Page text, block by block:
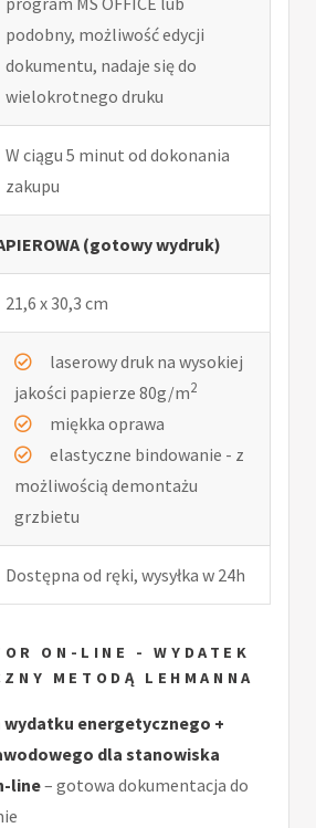
podobny, możliwość edycji
dokumentu, nadaje się do
wielokrotnego druku
W ciągu 5 minut od dokonania
zakupu
(gotowy wydruk)
21,6 x 30,3 cm
laserowy druk na wysokiej
jakości papierze 80g/m2
miękka oprawa
elastyczne bindowanie - z
możliwością demontażu
grzbietu
Dostępna od ręki, wysyłka w 24h
ON-LINE - WYDATEK
METODĄ LEHMANNA
energetycznego +
dla stanowiska
line– gotowa dokumentacja do